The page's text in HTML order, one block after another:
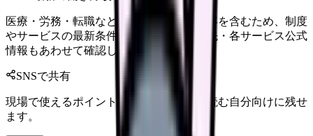
医療・労務・転職など判断に影響する内容を含むため、制度
やサービスの最新条件は公的機関・勤務先・各サービス公式
情報もあわせて確認してください。
SNSで共有
現場で使えるポイントを、同僚やあとで読む自分向けに残せ
ます。